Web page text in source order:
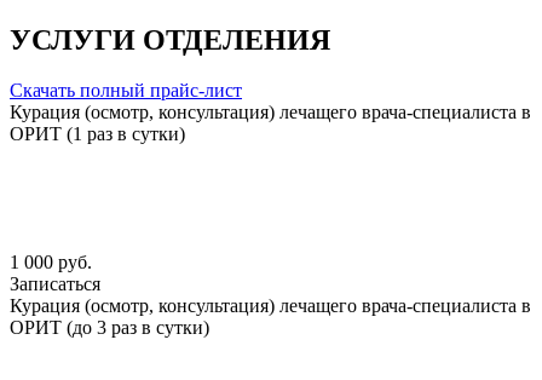
УСЛУГИ ОТДЕЛЕНИЯ
Скачать полный прайс-лист
Курация (осмотр, консультация) лечащего врача-специалиста в
ОРИТ (1 раз в сутки)
1 000 руб.
Записаться
Курация (осмотр, консультация) лечащего врача-специалиста в
ОРИТ (до 3 раз в сутки)